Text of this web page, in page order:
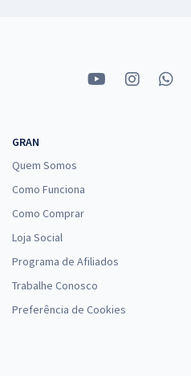
GRAN
Quem Somos
Como Funciona
Como Comprar
Loja Social
Programa de Afiliados
Trabalhe Conosco
Preferência de Cookies